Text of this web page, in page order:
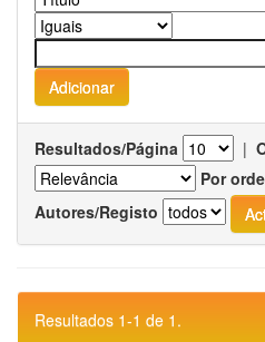
Resultados/Página |
Por
Autores/Registo
Resultados 1-1 de 1.